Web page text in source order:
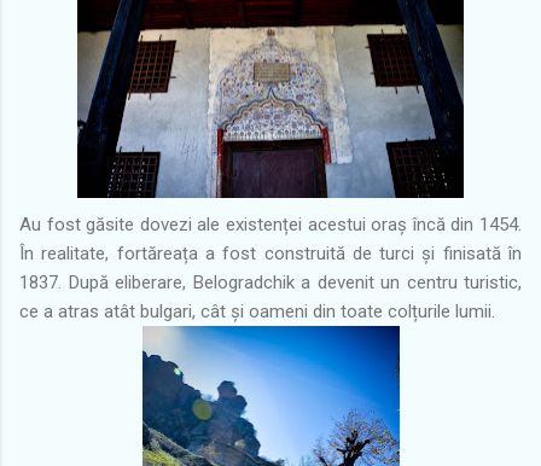
Au fost găsite dovezi ale existenței acestui oraș încă din 1454.
În realitate, fortăreața a fost construită de turci și finisată în
1837. După eliberare, Belogradchik a devenit un centru turistic,
ce a atras atât bulgari, cât și oameni din toate colțurile lumii.